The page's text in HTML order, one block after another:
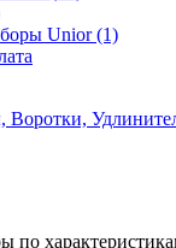
Unior (1)
Воротки,
по